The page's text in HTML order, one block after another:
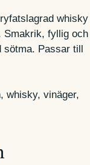
whisky
Smakrik, fyllig och
sötma. Passar till
whisky, vinäger,